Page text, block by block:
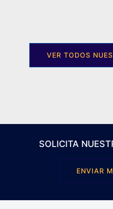
VER TODOS
SOLICITA
ENVIAR